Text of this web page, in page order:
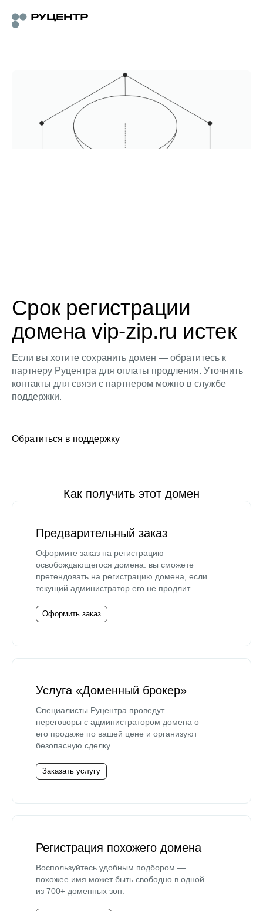
Срок регистрации
домена vip-zip.ru истек
Если вы хотите сохранить домен — обратитесь к
партнеру Руцентра для оплаты продления. Уточнить
контакты для связи с партнером можно в службе
поддержки.
Обратиться в поддержку
Как получить этот домен
Предварительный заказ
Оформите заказ на регистрацию
освобождающегося домена: вы сможете
претендовать на регистрацию домена, если
текущий администратор его не продлит.
Оформить заказ
Услуга «Доменный брокер»
Специалисты Руцентра проведут
переговоры с администратором домена о
его продаже по вашей цене и организуют
безопасную сделку.
Заказать услугу
Регистрация похожего домена
Воспользуйтесь удобным подбором —
похожее имя может быть свободно в одной
из 700+ доменных зон.